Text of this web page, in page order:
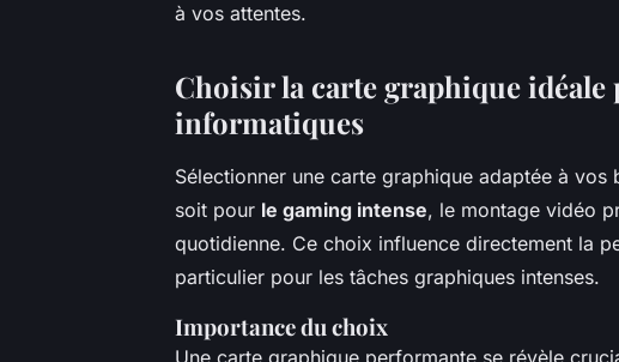
à vos attentes.
Choisir la carte graphique idéale
informatiques
Sélectionner une carte graphique adaptée à
soit pour le gaming intense, le montage vidéo
quotidienne. Ce choix influence directement la
particulier pour les tâches graphiques intenses.
Importance du choix